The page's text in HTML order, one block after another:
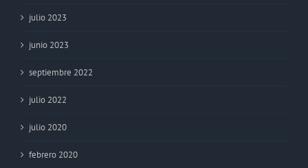
julio 2023
junio 2023
septiembre 2022
julio 2022
julio 2020
febrero 2020